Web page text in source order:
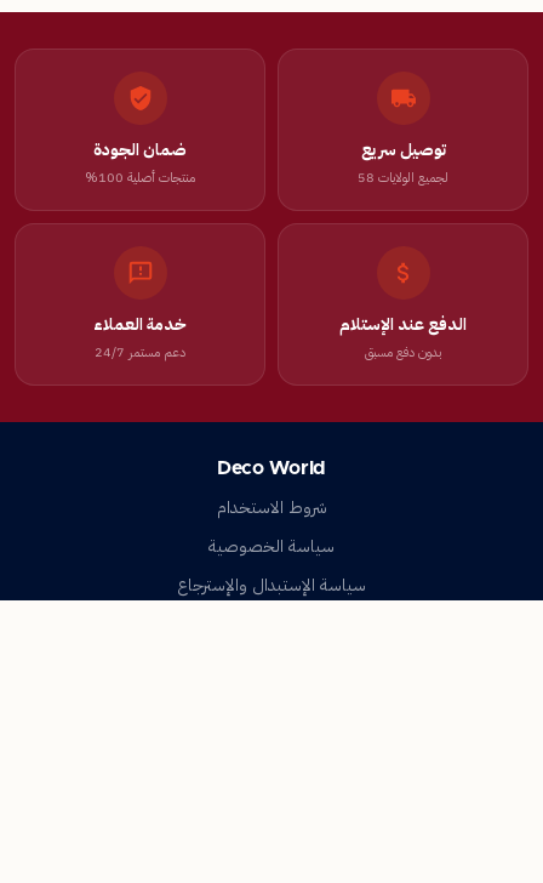
توصيل سريع
لجميع الولايات 58
ضمان الجودة
منتجات أصلية 100%
الدفع عند الإستلام
بدون دفع مسبق
خدمة العملاء
دعم مستمر 24/7
Deco World
شروط الاستخدام
سياسة الخصوصية
سياسة الإستبدال والإسترجاع